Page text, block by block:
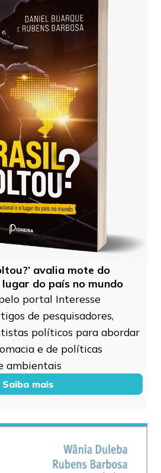
avalia mote do
do país no mundo
portal Interesse
de pesquisadores,
políticos para abordar
e de políticas
ambientais
Saiba mais